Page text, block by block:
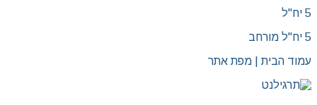
5 יח"ל
5 יח"ל מורחב
עמוד הבית | מפת אתר